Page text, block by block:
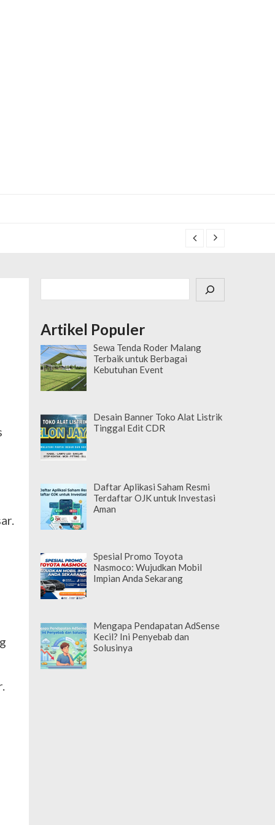
Artikel Populer
Sewa Tenda Roder Malang
Terbaik untuk Berbagai
Kebutuhan Event
Desain Banner Toko Alat Listrik
Tinggal Edit CDR
Daftar Aplikasi Saham Resmi
Terdaftar OJK untuk Investasi
Aman
Spesial Promo Toyota
Nasmoco: Wujudkan Mobil
Impian Anda Sekarang
Mengapa Pendapatan AdSense
Kecil? Ini Penyebab dan
Solusinya